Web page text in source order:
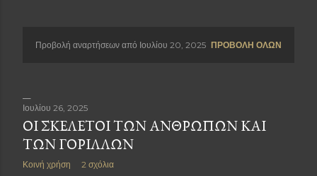
α
ρ
τ
Προβολή αναρτήσεων από Ιουλίου 20, 2025 ΠΡΟΒΟΛΉ ΌΛΩΝ
Ιουλίου 26, 2025
ΟΙ ΣΚΕΛΕΤΟΊ ΤΩΝ ΑΝΘΡΏΠΩΝ ΚΑΙ
ΤΩΝ ΓΟΡΊΛΛΩΝ
Κοινή χρήση 2 σχόλια